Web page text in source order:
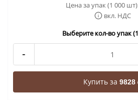
Цена за упак (1 000
вкл. НДС
Выберите кол-во упак
-
Купить за 9828